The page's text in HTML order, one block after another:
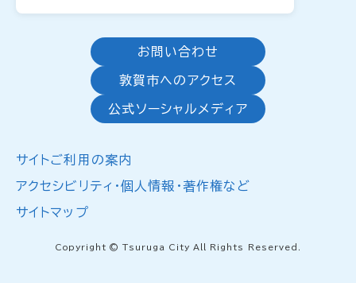
お問い合わせ
敦賀市へのアクセス
公式ソーシャルメディア
サイトご利用の案内
アクセシビリティ・個人情報・著作権など
サイトマップ
Copyright © Tsuruga City All Rights Reserved.